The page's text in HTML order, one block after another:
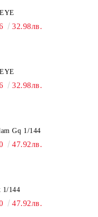
32.98лв.
32.98лв.
Gq 1/144
47.92лв.
1/144
47.92лв.